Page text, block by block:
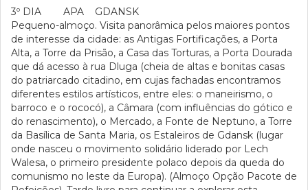
3º DIA APA GDANSK
Pequeno-almoço. Visita panorâmica pelos maiores pontos
de interesse da cidade: as Antigas Fortificações, a Porta
Alta, a Torre da Prisão, a Casa das Torturas, a Porta Dourada
que dá acesso à rua Dluga (cheia de altas e bonitas casas
do patriarcado citadino, em cujas fachadas encontramos
diferentes estilos artísticos, entre eles: o maneirismo, o
barroco e o rococó), a Câmara (com influências do gótico e
do renascimento), o Mercado, a Fonte de Neptuno, a Torre
da Basílica de Santa Maria, os Estaleiros de Gdansk (lugar
onde nasceu o movimento solidário liderado por Lech
Walesa, o primeiro presidente polaco depois da queda do
comunismo no leste da Europa). (Almoço Opção Pacote de